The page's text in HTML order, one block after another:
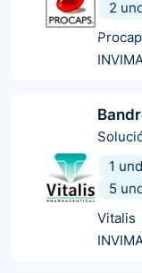
2
1 und
5
Vitalis